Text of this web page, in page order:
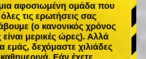
αφοσιωμένη ομάδα που
τις ερωτήσεις σας
(ο κανονικός χρόνος
μερικές ώρες). Αλλά
εμάς, δεχόμαστε χιλιάδες
Εάν έχετε